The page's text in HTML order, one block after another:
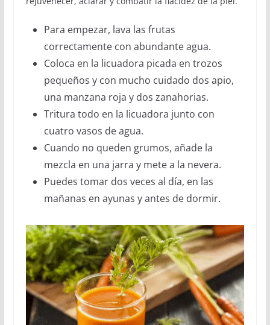
Para empezar, lava las frutas
correctamente con abundante agua.
Coloca en la licuadora picada en trozos
pequeños y con mucho cuidado dos apio,
una manzana roja y dos zanahorias.
Tritura todo en la licuadora junto con
cuatro vasos de agua.
Cuando no queden grumos, añade la
mezcla en una jarra y mete a la nevera.
Puedes tomar dos veces al día, en las
mañanas en ayunas y antes de dormir.